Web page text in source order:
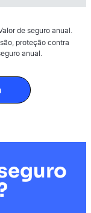
de seguro anual.
proteção contra
anual.